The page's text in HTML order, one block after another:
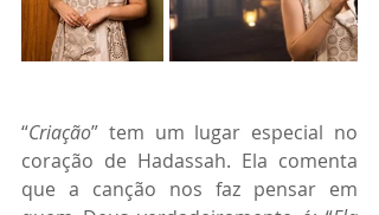
“Criação” tem um lugar especial no
coração de Hadassah. Ela comenta
que a canção nos faz pensar em